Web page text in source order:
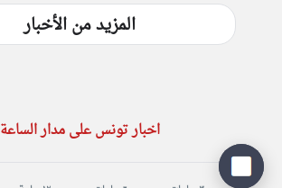
المزيد من الأخبار
اخبار تونس على مدار الساعة